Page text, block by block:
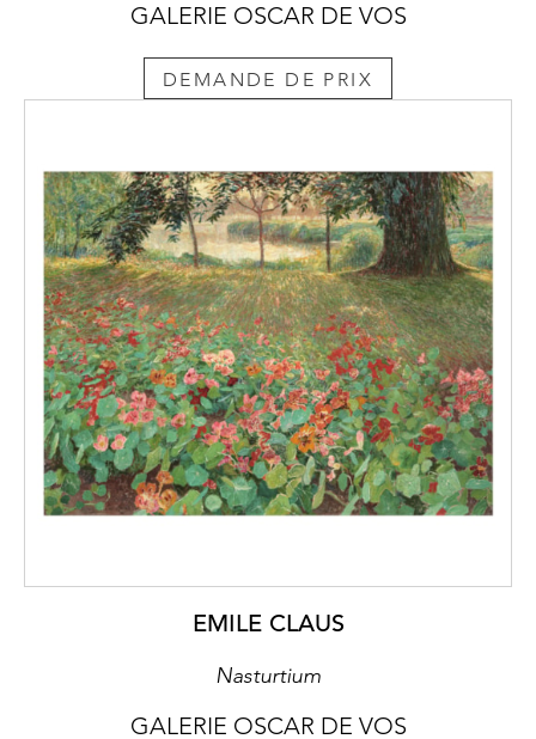
GALERIE OSCAR DE VOS
DEMANDE DE PRIX
EMILE CLAUS
Nasturtium
GALERIE OSCAR DE VOS